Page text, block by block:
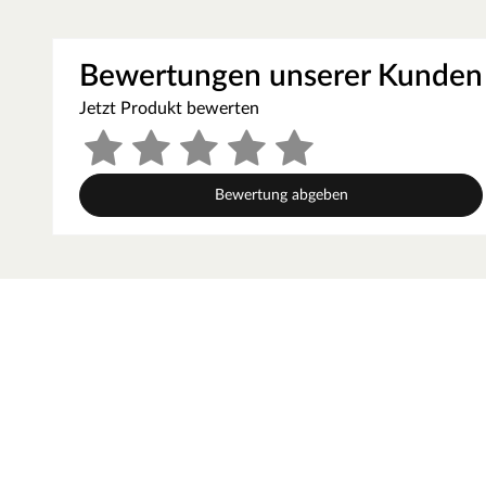
Außenmantel aus Edelstahl. Integrierte Verdampfereinheit
Wassermangelüberwachung. Trockenlaufschutz.
Steuergerät
Bewertungen unserer Kunden
Jetzt Produkt bewerten
Bewertung abgeben